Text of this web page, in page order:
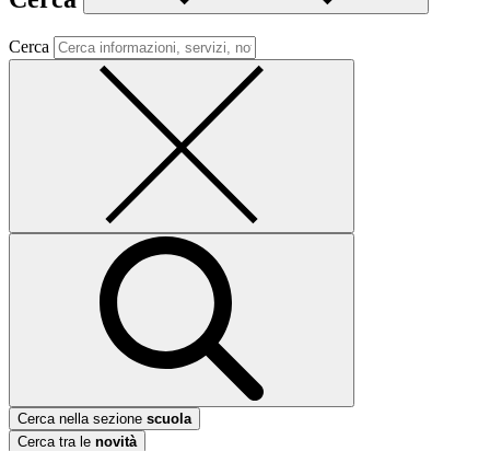
Cerca
Cerca nella sezione scuola
Cerca tra le novità